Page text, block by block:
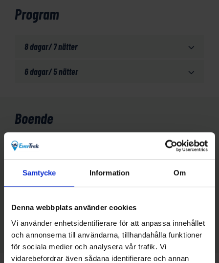
Samtycke Information Om
Denna webbplats använder cookies
Vi använder enhetsidentifierare för att anpassa innehållet
och annonserna till användarna, tillhandahålla funktioner
för sociala medier och analysera vår trafik. Vi
vidarebefordrar även sådana identifierare och annan
Program
8 dagar/ 7 nätter
6 dagar/ 5 nätter
Boende
Du kommer att bo på traditionella guesthouses och 3-4
8 dagar/ 7 nätter
6 dagar/ 5 nätter